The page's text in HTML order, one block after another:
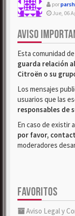
por
Jue, 06
AVISO
Esta comunidad
guarda relación
Citroën o su
Los mensajes
usuarios que las
responsables de
En caso de existir
por favor,
moderadores
FAVORITOS
Aviso Legal y